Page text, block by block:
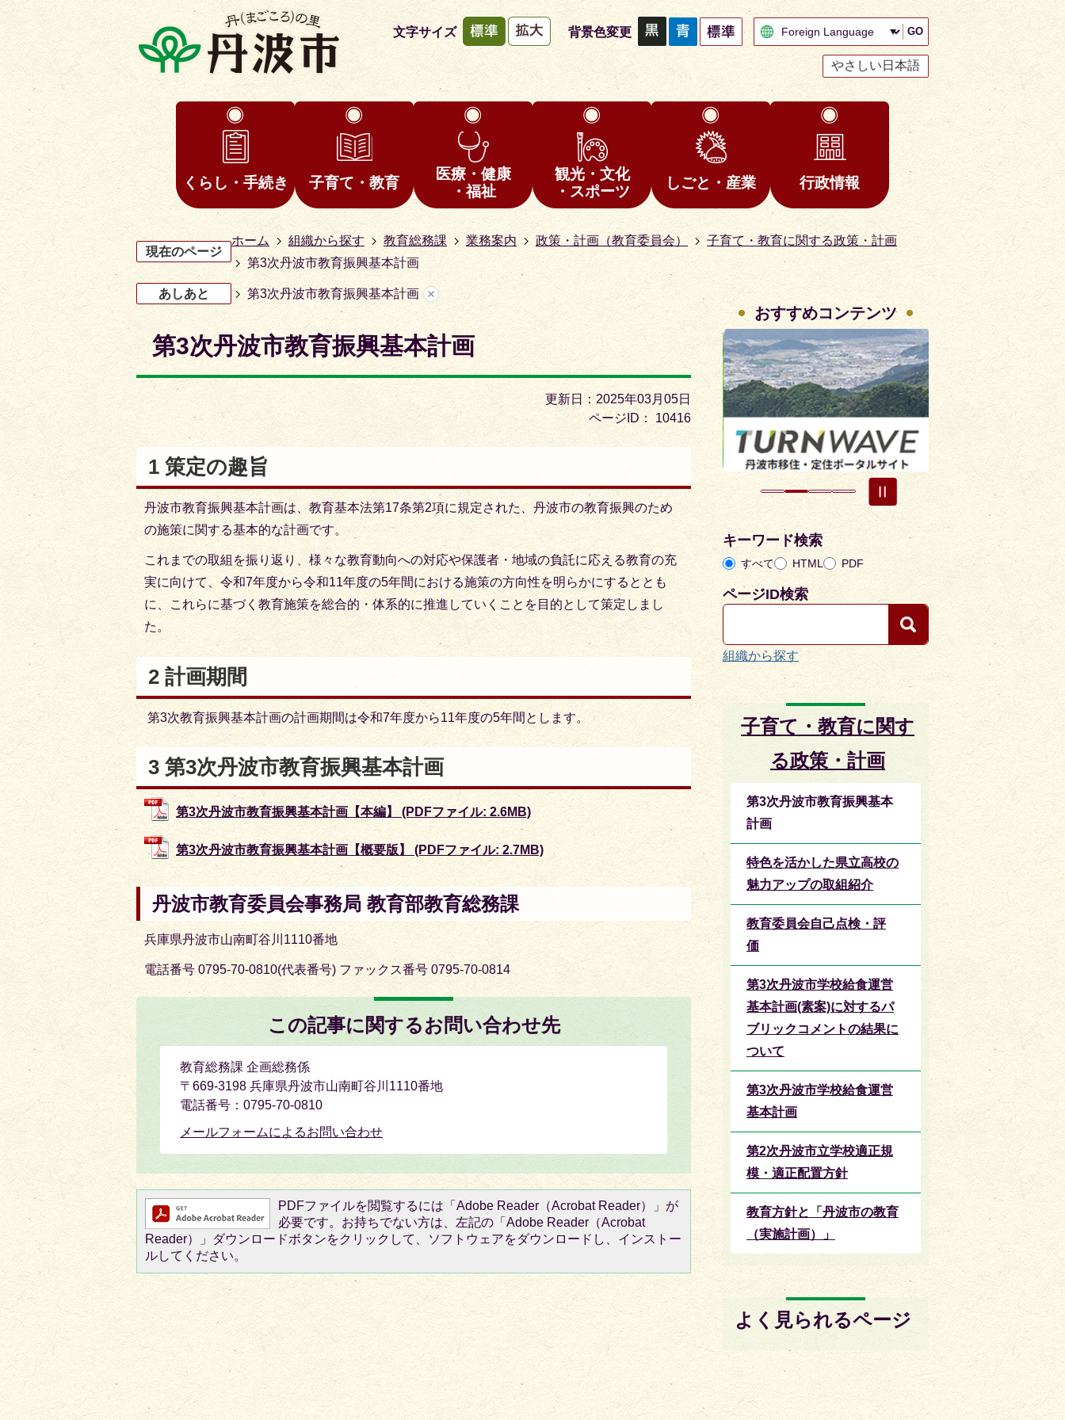
文字サイズ 背景色変更 GO
やさしい日本語
くらし・手続き 子育て・教育
医療・健康
・福祉
観光・文化
・スポーツ
しごと・産業 行政情報
現在のページ
ホーム 組織から探す 教育総務課 業務案内 政策・計画（教育委員会）
子育て・教育に関する政策・計画
第3次丹波市教育振興基本計画
あしあと 第3次丹波市教育振興基本計画
第3次丹波市教育振興基本計画
更新日：2025年03月05日
ページID：
10416
1 策定の趣旨
丹波市教育振興基本計画は、教育基本法第17条第2項に規定された、丹波市の教育振興のため
の施策に関する基本的な計画です。
これまでの取組を振り返り、様々な教育動向への対応や保護者・地域の負託に応える教育の充
実に向けて、令和7年度から令和11年度の5年間における施策の方向性を明らかにするととも
に、これらに基づく教育施策を総合的・体系的に推進していくことを目的として策定しまし
た。
2 計画期間
第3次教育振興基本計画の計画期間は令和7年度から11年度の5年間とします。
3 第3次丹波市教育振興基本計画
第3次丹波市教育振興基本計画【本編】 (PDFファイル: 2.6MB)
第3次丹波市教育振興基本計画【概要版】 (PDFファイル: 2.7MB)
丹波市教育委員会事務局 教育部教育総務課
兵庫県丹波市山南町谷川1110番地
電話番号 0795-70-0810(代表番号) ファックス番号 0795-70-0814
この記事に関するお問い合わせ先
教育総務課 企画総務係
〒669-3198 兵庫県丹波市山南町谷川1110番地
電話番号：0795-70-0810
メールフォームによるお問い合わせ
PDFファイルを閲覧するには「Adobe Reader（Acrobat Reader）」が
必要です。お持ちでない方は、左記の「Adobe Reader（Acrobat
Reader）」ダウンロードボタンをクリックして、ソフトウェアをダウンロードし、インストー
ルしてください。
おすすめコンテンツ
枚
ス
4
枚
の
ス
ラ
ラ
2
枚
目
の
ス
ラ
イ
3
枚
目
ラ
キーワード検索
すべて HTML PDF
ページID検索
組織から探す
子育て・教育に関す
る政策・計画
第3次丹波市教育振興基本
計画
特色を活かした県立高校の
魅力アップの取組紹介
教育委員会自己点検・評
価
第3次丹波市学校給食運営
基本計画(素案)に対するパ
ブリックコメントの結果に
ついて
第3次丹波市学校給食運営
基本計画
第2次丹波市立学校適正規
模・適正配置方針
教育方針と「丹波市の教育
（実施計画）」
よく見られるページ